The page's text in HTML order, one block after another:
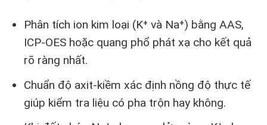
Phân tích ion kim loại (K⁺ và Na⁺) bằng AAS,
ICP-OES hoặc quang phổ phát xạ cho kết quả
rõ ràng nhất.
Chuẩn độ axit-kiềm xác định nồng độ thực tế
giúp kiểm tra liệu có pha trộn hay không.